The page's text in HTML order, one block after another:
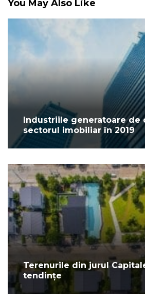
You May Also Like
Industriile generatoare de
sectorul imobiliar în 2019
Terenurile din jurul
tendințe